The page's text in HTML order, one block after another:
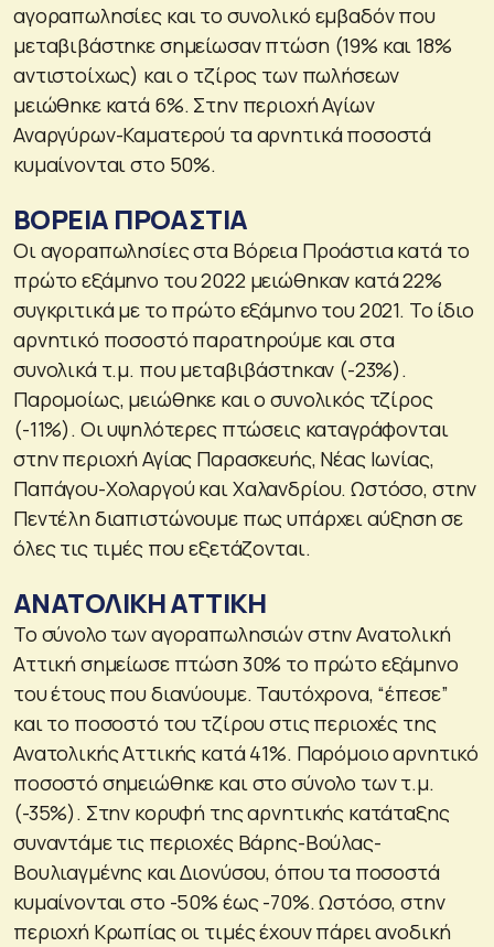
αγοραπωλησίες και το συνολικό εμβαδόν που
μεταβιβάστηκε σημείωσαν πτώση (19% και 18%
αντιστοίχως) και ο τζίρος των πωλήσεων
μειώθηκε κατά 6%. Στην περιοχή Αγίων
Αναργύρων-Καματερού τα αρνητικά ποσοστά
κυμαίνονται στο 50%.
ΒΟΡΕΙΑ ΠΡΟΑΣΤΙΑ
Οι αγοραπωλησίες στα Βόρεια Προάστια κατά το
πρώτο εξάμηνο του 2022 μειώθηκαν κατά 22%
συγκριτικά με το πρώτο εξάμηνο του 2021. Το ίδιο
αρνητικό ποσοστό παρατηρούμε και στα
συνολικά τ.μ. που μεταβιβάστηκαν (-23%).
Παρομοίως, μειώθηκε και ο συνολικός τζίρος
(-11%). Οι υψηλότερες πτώσεις καταγράφονται
στην περιοχή Αγίας Παρασκευής, Νέας Ιωνίας,
Παπάγου-Χολαργού και Χαλανδρίου. Ωστόσο, στην
Πεντέλη διαπιστώνουμε πως υπάρχει αύξηση σε
όλες τις τιμές που εξετάζονται.
ΑΝΑΤΟΛΙΚΗ ΑΤΤΙΚΗ
Το σύνολο των αγοραπωλησιών στην Ανατολική
Αττική σημείωσε πτώση 30% το πρώτο εξάμηνο
του έτους που διανύουμε. Ταυτόχρονα, “έπεσε”
και το ποσοστό του τζίρου στις περιοχές της
Ανατολικής Αττικής κατά 41%. Παρόμοιο αρνητικό
ποσοστό σημειώθηκε και στο σύνολο των τ.μ.
(-35%). Στην κορυφή της αρνητικής κατάταξης
συναντάμε τις περιοχές Βάρης-Βούλας-
Βουλιαγμένης και Διονύσου, όπου τα ποσοστά
κυμαίνονται στο -50% έως -70%. Ωστόσο, στην
περιοχή Κρωπίας οι τιμές έχουν πάρει ανοδική